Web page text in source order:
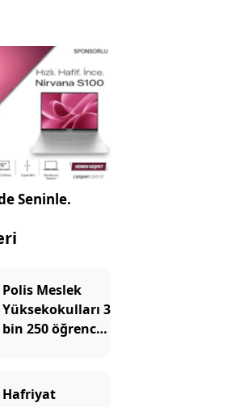
Seninle.
Polis Meslek
Yüksekokulları 3
bin 250 öğrenci
Hafriyat